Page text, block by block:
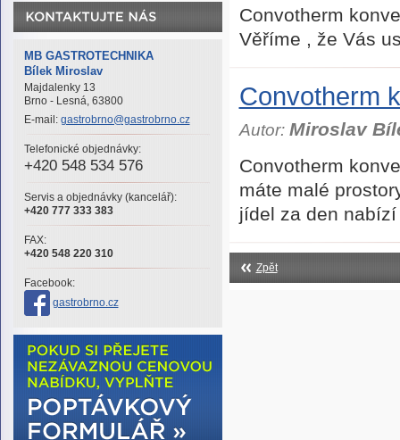
MB GASTROTECHNIKA
Bílek Miroslav
Majdalenky 13
Brno - Lesná, 63800
E-mail: gastrobrno@gastrobrno.cz
Telefonické objednávky:
+420 548 534 576
Servis a objednávky (kancelář):
+420 777 333 383
FAX:
+420 548 220 310
Facebook:
gastrobrno.cz
Convotherm
Věříme , že Vás
Convotherm
Autor: Miroslav
Convotherm
máte malé
jídel za den
Zpět